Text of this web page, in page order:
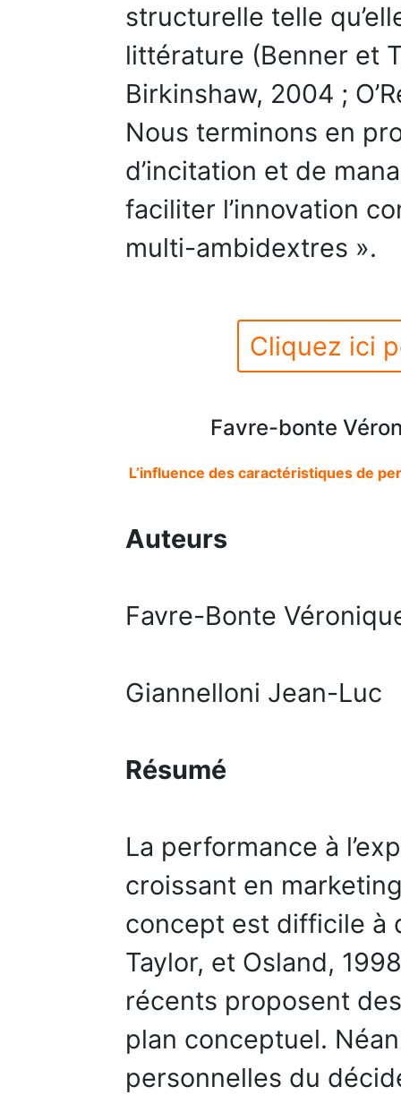
structurelle telle
littérature (Benner et
Birkinshaw, 2004 ;
Nous terminons en
d’incitation et de
faciliter l’innovation
multi-ambidextres ».
Cliquez ici
Favre-bonte
L’influence des caractéristiques de
Auteurs
Favre-Bonte
Giannelloni Jean-Luc
Résumé
La performance à
croissant en
concept est difficile à
Taylor, et Osland,
récents proposent
plan conceptuel.
personnelles du